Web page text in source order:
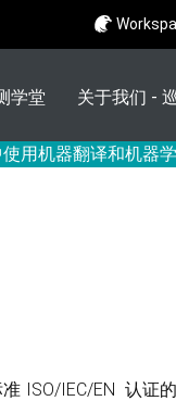
用机器翻译和机器学
学堂 关于我们 -
ISO/IEC/EN 认证